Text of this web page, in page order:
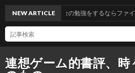
連想ゲーム的書評、時
NEW ARTICLE
【資格】お金の勉強をするならファイナ